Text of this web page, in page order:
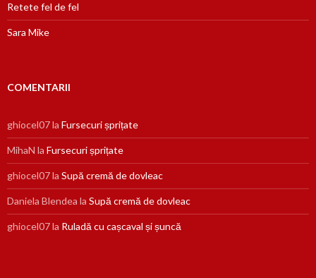
Retete fel de fel
Sara Mike
COMENTARII
ghiocel07la Fursecuri șprițate
MihaN la Fursecuri șprițate
ghiocel07la Supă cremă de dovleac
Daniela Blendea la Supă cremă de dovleac
ghiocel07la Ruladă cu cașcaval și șuncă